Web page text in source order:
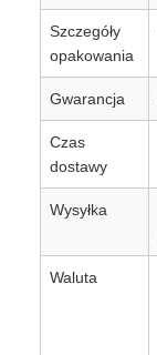
Szczegóły
opakowania
Gwarancja
Czas
dostawy
Wysyłka
Waluta